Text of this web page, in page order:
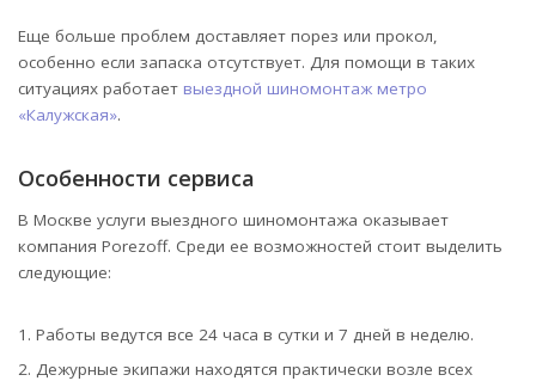
Еще больше проблем доставляет порез или прокол,
особенно если запаска отсутствует. Для помощи в таких
ситуациях работает выездной шиномонтаж метро
«Калужская».
Особенности сервиса
В Москве услуги выездного шиномонтажа оказывает
компания Porezoff. Среди ее возможностей стоит выделить
следующие:
Работы ведутся все 24 часа в сутки и 7 дней в неделю.
Дежурные экипажи находятся практически возле всех